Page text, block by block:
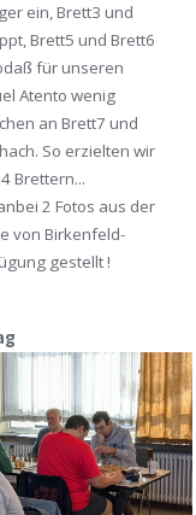
ein, Brett3 und
Brett5 und Brett6
für unseren
Atento wenig
an Brett7 und
So erzielten wir
Brettern...
2 Fotos aus der
von Birkenfeld-
gestellt !